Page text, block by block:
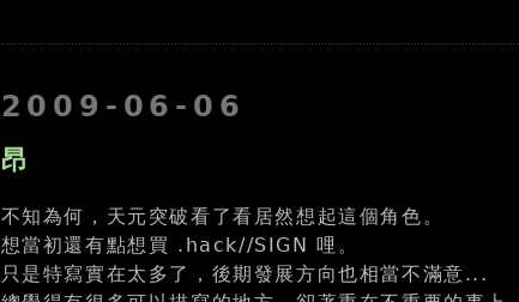
2009-06-06
昂
不知為何，天元突破看了看居然想起這個角色。
想當初還有點想買 .hack//SIGN 哩。
只是特寫實在太多了，後期發展方向也相當不滿意...